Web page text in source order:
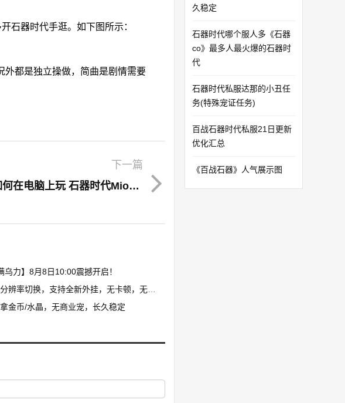
石器时代手逛。如下图所示：
都是独立操做，简曲是剧情需要
下一篇
石器时代M苹果版如何在电脑上玩 石器时代Mios电脑版玩法教程！石器时代手游模拟器
力】8月8日10:00震撼开启！​
切换，支持全新外挂，无卡顿，无花屏，限7开
金币/水晶，无商业宠，长久稳定
久稳定
石器时代哪个服人多《石器
co》最多人最火爆的石器时
代
石器时代私服达那的小丑任
务(特殊宠证任务)
百战石器时代私服21日更新
优化汇总
《百战石器》人气展示图